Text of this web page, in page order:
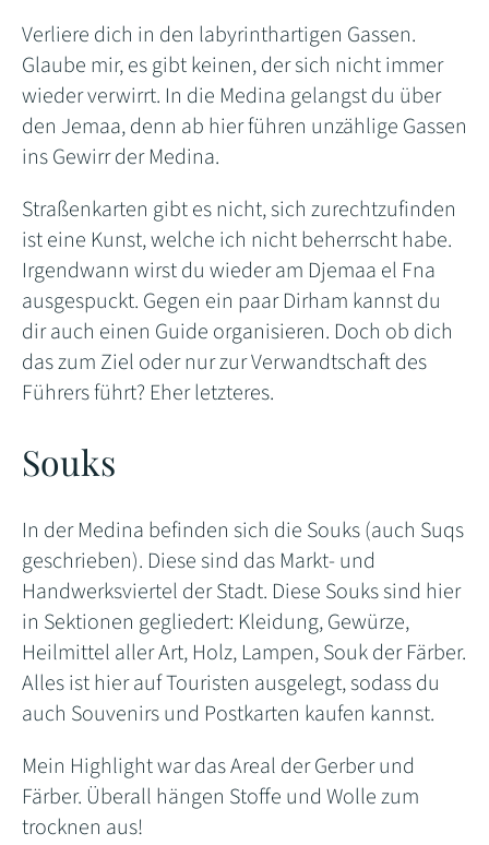
Verliere dich in den labyrinthartigen Gassen.
Glaube mir, es gibt keinen, der sich nicht immer
wieder verwirrt. In die Medina gelangst du über
den Jemaa, denn ab hier führen unzählige Gassen
ins Gewirr der Medina.
Straßenkarten gibt es nicht, sich zurechtzufinden
ist eine Kunst, welche ich nicht beherrscht habe.
Irgendwann wirst du wieder am Djemaa el Fna
ausgespuckt. Gegen ein paar Dirham kannst du
dir auch einen Guide organisieren. Doch ob dich
das zum Ziel oder nur zur Verwandtschaft des
Führers führt? Eher letzteres.
Souks
In der Medina befinden sich die Souks (auch Suqs
geschrieben). Diese sind das Markt- und
Handwerksviertel der Stadt. Diese Souks sind hier
in Sektionen gegliedert: Kleidung, Gewürze,
Heilmittel aller Art, Holz, Lampen, Souk der Färber.
Alles ist hier auf Touristen ausgelegt, sodass du
auch Souvenirs und Postkarten kaufen kannst.
Mein Highlight war das Areal der Gerber und
Färber. Überall hängen Stoffe und Wolle zum
trocknen aus!